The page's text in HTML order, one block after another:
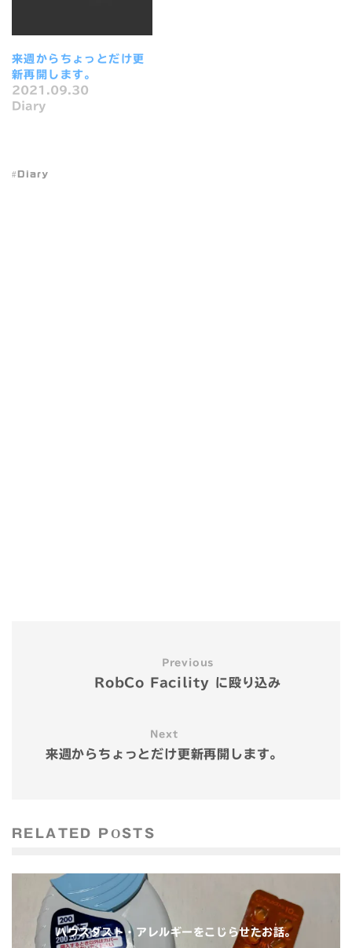
来週からちょっとだけ更
新再開します。
2021.09.30
Diary
Diary
Previous
RobCo Facility に殴り込み
Next
来週からちょっとだけ更新再開します。
RELATED POSTS
ハウスダスト・アレルギーをこじらせたお話。